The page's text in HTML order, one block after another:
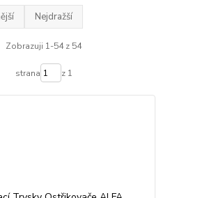
Nejdražší
Zobrazuji 1-54 z 54
strana z 1